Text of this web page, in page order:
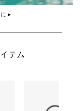
▸
テム